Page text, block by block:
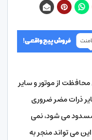
از موتور و سایر
ذرات مضر ضروری
می شود، نمی
می تواند منجر به